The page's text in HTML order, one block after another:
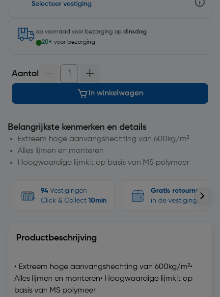
Selecteer vestiging
op voorraad voor bezorging op dinsdag
20+ voor bezorging
Aantal
In winkelwagen
Belangrijkste kenmerken en details
Extreem hoge aanvangshechting van 600kg/m²
Alles lijmen en monteren
Hoogwaardige lijmkit op basis van MS polymeer
94 Vestigingen
Click & Collect 10min
Gratis retourneren
in de vestigingen
Productbeschrijving
• Extreem hoge aanvangshechting van 600kg/m²•
Alles lijmen en monteren• Hoogwaardige lijmkit op
basis van MS polymeer